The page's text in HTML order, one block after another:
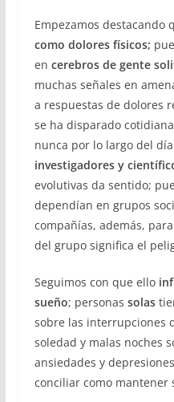
Empezamos destacando
como dolores físicos;
en cerebros de gente
muchas señales en
a respuestas de dolores
se ha disparado
nunca por lo largo del
investigadores y
evolutivas da sentido;
dependían en grupos
compañías, además,
del grupo significa el
Seguimos con que ello
sueño; personas solas
sobre las interrupciones
soledad y malas noches
ansiedades y
conciliar como mantener